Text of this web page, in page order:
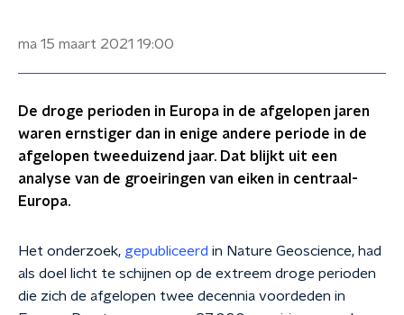
ma 15 maart 2021 19:00
De droge perioden in Europa in de afgelopen jaren
waren ernstiger dan in enige andere periode in de
afgelopen tweeduizend jaar. Dat blijkt uit een
analyse van de groeiringen van eiken in centraal-
Europa.
Het onderzoek, gepubliceerd in Nature Geoscience, had
als doel licht te schijnen op de extreem droge perioden
die zich de afgelopen twee decennia voordeden in